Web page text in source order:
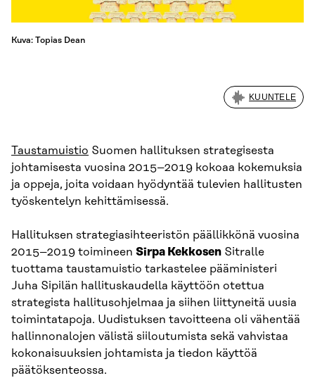
Kuva: Topias Dean
KUUNTELE
Taustamuistio Suomen hallituksen strategisesta
johtamisesta vuosina 2015–2019 kokoaa kokemuksia
ja oppeja, joita voidaan hyödyntää tulevien hallitusten
työskentelyn kehittämisessä.
Hallituksen strategiasihteeristön päällikkönä vuosina
2015–2019 toimineen Sirpa Kekkosen Sitralle
tuottama taustamuistio tarkastelee pääministeri
Juha Sipilän hallituskaudella käyttöön otettua
strategista hallitusohjelmaa ja siihen liittyneitä uusia
toimintatapoja. Uudistuksen tavoitteena oli vähentää
hallinnonalojen välistä siiloutumista sekä vahvistaa
kokonaisuuksien johtamista ja tiedon käyttöä
päätöksenteossa.